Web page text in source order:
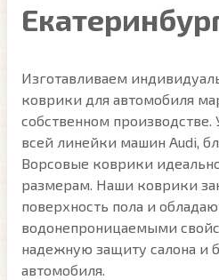
Изготавливаем
коврики для автомобиля
собственном производстве.
всей линейки машин Audi,
Ворсовые коврики
размерам. Наши коврики
поверхность пола и
водонепроницаемыми
надежную защиту салона и
автомобиля.